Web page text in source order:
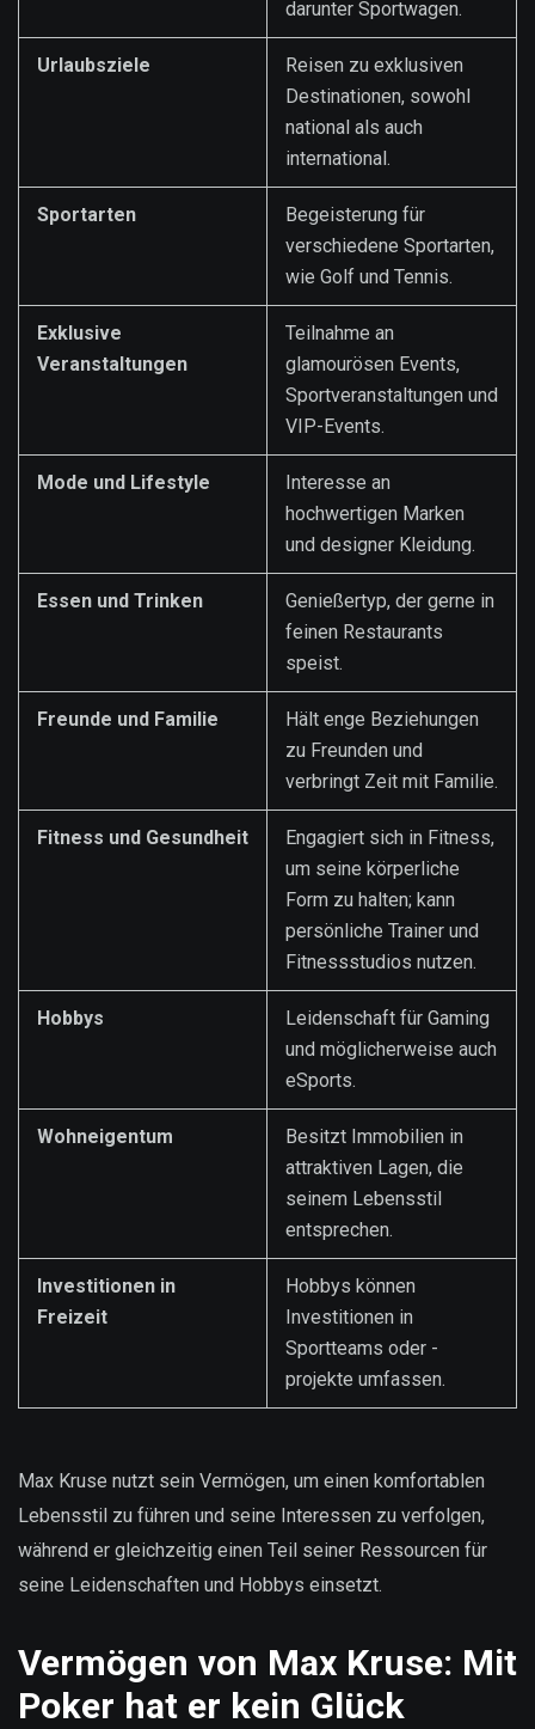
darunter Sportwagen.
Urlaubsziele
Reisen zu exklusiven
Destinationen, sowohl
national als auch
international.
Sportarten
Begeisterung für
verschiedene Sportarten,
wie Golf und Tennis.
Exklusive
Veranstaltungen
Teilnahme an
glamourösen Events,
Sportveranstaltungen und
VIP-Events.
Mode und Lifestyle
Interesse an
hochwertigen Marken
und designer Kleidung.
Essen und Trinken
Genießertyp, der gerne in
feinen Restaurants
speist.
Freunde und Familie
Hält enge Beziehungen
zu Freunden und
verbringt Zeit mit Familie.
Fitness und Gesundheit
Engagiert sich in Fitness,
um seine körperliche
Form zu halten; kann
persönliche Trainer und
Fitnessstudios nutzen.
Hobbys
Leidenschaft für Gaming
und möglicherweise auch
eSports.
Wohneigentum
Besitzt Immobilien in
attraktiven Lagen, die
seinem Lebensstil
entsprechen.
Investitionen in
Freizeit
Hobbys können
Investitionen in
Sportteams oder -
projekte umfassen.
Max Kruse nutzt sein Vermögen, um einen komfortablen
Lebensstil zu führen und seine Interessen zu verfolgen,
während er gleichzeitig einen Teil seiner Ressourcen für
seine Leidenschaften und Hobbys einsetzt.
Vermögen von Max Kruse: Mit
Poker hat er kein Glück